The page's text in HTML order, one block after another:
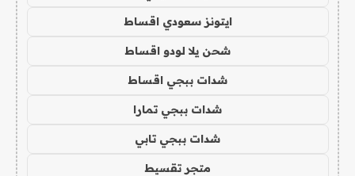
ايتونز سعودي اقساط
شحن يلا لودو اقساط
شدات ببجي اقساط
شدات ببجي تمارا
شدات ببجي تابي
متجر تقسيط